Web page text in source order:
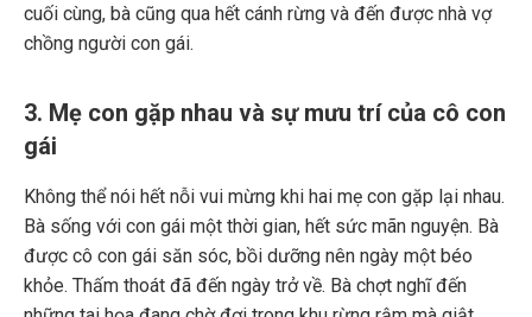
cuối cùng, bà cũng qua hết cánh rừng và đến được nhà vợ
chồng người con gái.
3. Mẹ con gặp nhau và sự mưu trí của cô con
gái
Không thể nói hết nỗi vui mừng khi hai mẹ con gặp lại nhau.
Bà sống với con gái một thời gian, hết sức mãn nguyện. Bà
được cô con gái săn sóc, bồi dưỡng nên ngày một béo
khỏe. Thấm thoát đã đến ngày trở về. Bà chợt nghĩ đến